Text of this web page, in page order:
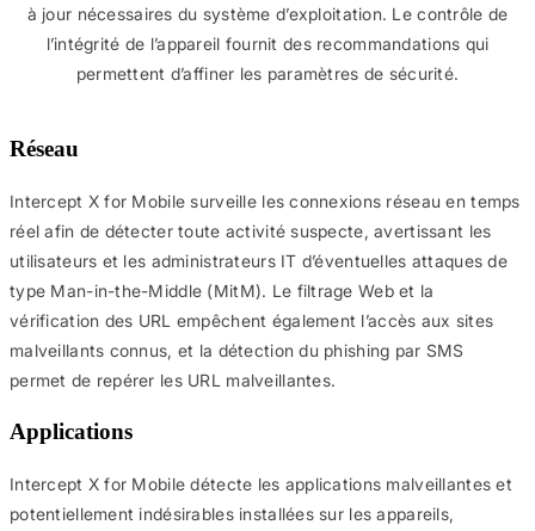
à jour nécessaires du système d’exploitation. Le contrôle de
l’intégrité de l’appareil fournit des recommandations qui
permettent d’affiner les paramètres de sécurité.
Réseau
Intercept X for Mobile surveille les connexions réseau en temps
réel afin de détecter toute activité suspecte, avertissant les
utilisateurs et les administrateurs IT d’éventuelles attaques de
type Man-in-the-Middle (MitM). Le filtrage Web et la
vérification des URL empêchent également l’accès aux sites
malveillants connus, et la détection du phishing par SMS
permet de repérer les URL malveillantes.
Applications
Intercept X for Mobile détecte les applications malveillantes et
potentiellement indésirables installées sur les appareils,